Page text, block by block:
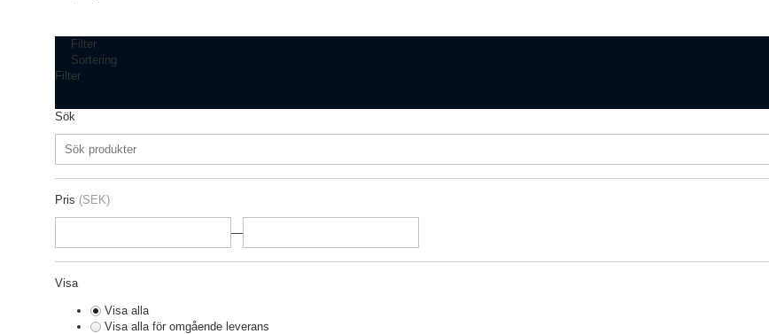
Filter
Sortering
Filter
Sök
Pris (SEK)
—
Visa
Visa alla
Visa alla för omgående leverans